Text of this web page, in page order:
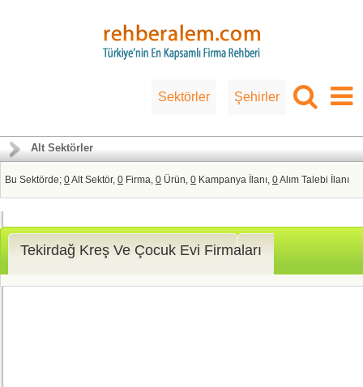
Sektörler Şehirler
Alt Sektörler
Bu Sektörde; 0Alt Sektör, 0 Firma, 0 Ürün, 0 Kampanya İlanı, 0Alım Talebi İlanı
Tekirdağ Kreş Ve Çocuk Evi Firmaları